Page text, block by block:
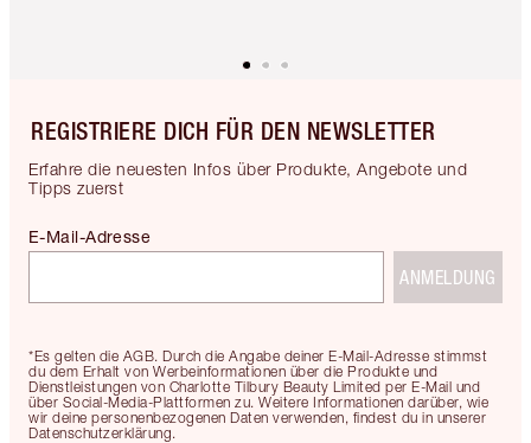
REGISTRIERE DICH FÜR DEN NEWSLETTER
Erfahre die neuesten Infos über Produkte, Angebote und
Tipps zuerst
*Es gelten die AGB. Durch die Angabe deiner E-Mail-Adresse stimmst
du dem Erhalt von Werbeinformationen über die Produkte und
Dienstleistungen von Charlotte Tilbury Beauty Limited per E-Mail und
über Social-Media-Plattformen zu. Weitere Informationen darüber, wie
wir deine personenbezogenen Daten verwenden, findest du in unserer
Datenschutzerklärung.
E-Mail-Adresse
ANMELDUNG